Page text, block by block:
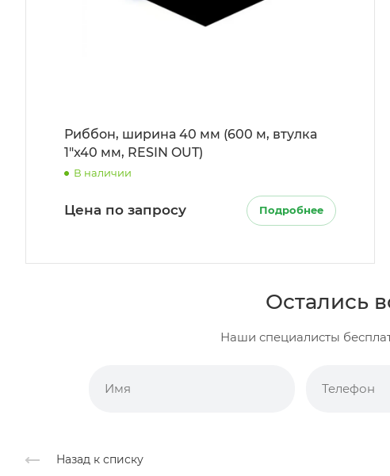
Риббон, ширина 40 мм (600 м, втулка
1"x40 мм, RESIN OUT)
В наличии
Цена по запросу Подробнее
Остались
Наши специалисты
Назад к списку